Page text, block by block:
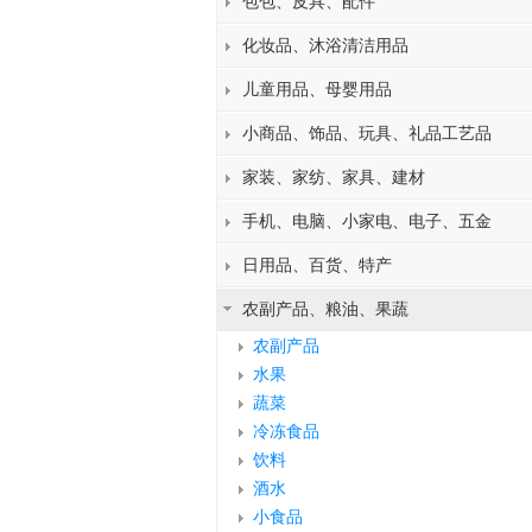
化妆品、沐浴清洁用品
儿童用品、母婴用品
小商品、饰品、玩具、礼品工艺品
家装、家纺、家具、建材
手机、电脑、小家电、电子、五金
日用品、百货、特产
农副产品、粮油、果蔬
农副产品
水果
蔬菜
冷冻食品
饮料
酒水
小食品